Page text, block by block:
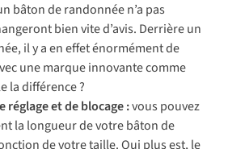
bâton de randonnée n’a pas
bien vite d’avis. Derrière un
il y a en effet énormément de
une marque innovante comme
la différence ?
réglage et de blocage :vous pouvez
la longueur de votre bâton de
de votre taille. Qui plus est, le